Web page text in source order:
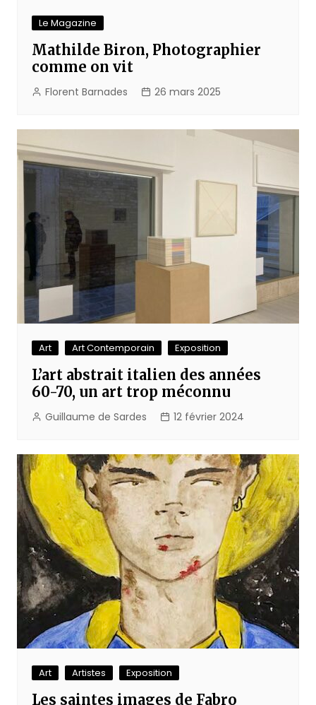
Le Magazine
Mathilde Biron, Photographier
comme on vit
Florent Barnades 26 mars 2025
Art Art Contemporain Exposition
L’art abstrait italien des années
60-70, un art trop méconnu
Guillaume de Sardes 12 février 2024
Art Artistes Exposition
Les saintes images de Fabro